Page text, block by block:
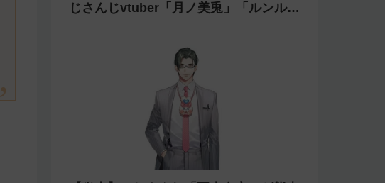
じさんじvtuber「月ノ美兎」「ルンル